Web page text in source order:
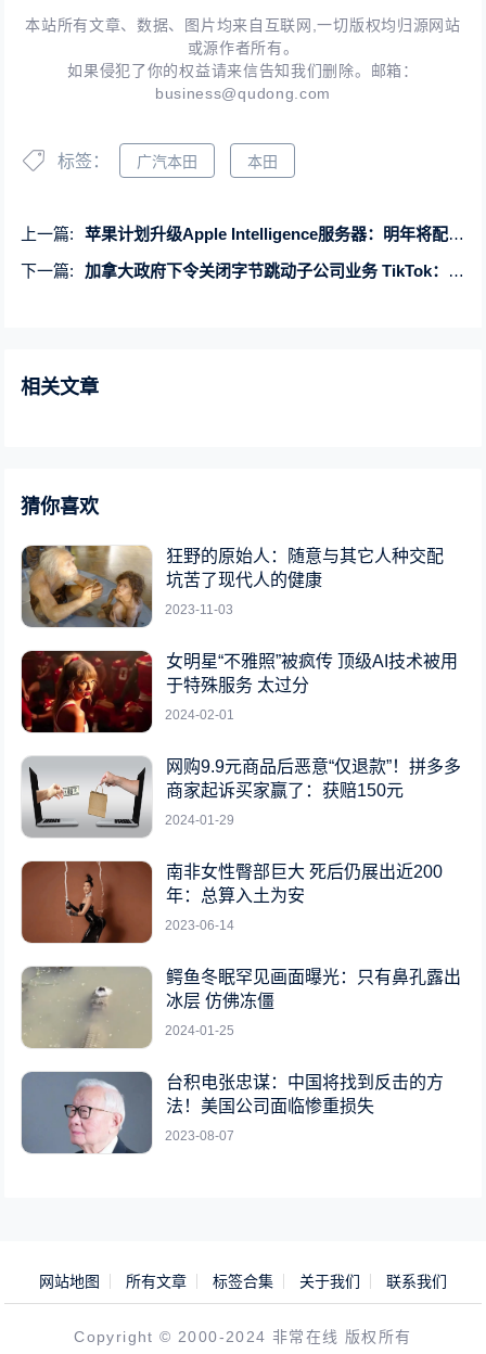
本站所有文章、数据、图片均来自互联网,一切版权均归源网站
或源作者所有。
如果侵犯了你的权益请来信告知我们删除。邮箱：
business@qudong.com
标签： 广汽本田 本田
上一篇:
苹果计划升级Apple Intelligence服务器：明年将配备M4芯片
下一篇:
加拿大政府下令关闭字节跳动子公司业务 TikTok：将向法庭起诉
相关文章
猜你喜欢
狂野的原始人：随意与其它人种交配
坑苦了现代人的健康
2023-11-03
女明星“不雅照”被疯传 顶级AI技术被用
于特殊服务 太过分
2024-02-01
网购9.9元商品后恶意“仅退款”！拼多多
商家起诉买家赢了：获赔150元
2024-01-29
南非女性臀部巨大 死后仍展出近200
年：总算入土为安
2023-06-14
鳄鱼冬眠罕见画面曝光：只有鼻孔露出
冰层 仿佛冻僵
2024-01-25
台积电张忠谋：中国将找到反击的方
法！美国公司面临惨重损失
2023-08-07
网站地图 所有文章 标签合集 关于我们 联系我们
Copyright © 2000-2024 非常在线 版权所有